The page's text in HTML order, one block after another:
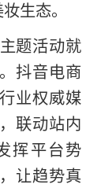
生态。
题活动就
抖音电商
业权威媒
联动站内
挥平台势
让趋势真